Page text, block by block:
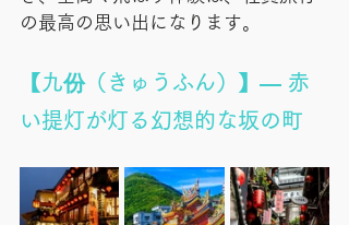
の最高の思い出になります。
【九份（きゅうふん）】— 赤
い提灯が灯る幻想的な坂の町